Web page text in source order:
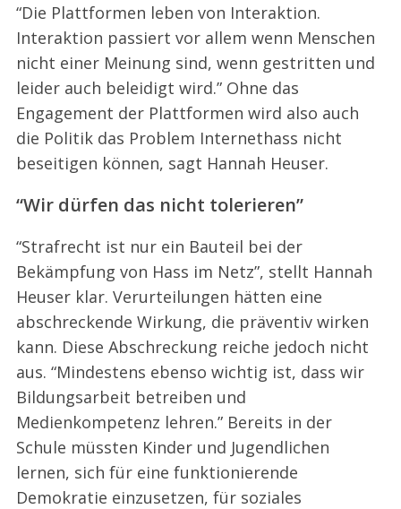
“Die Plattformen leben von Interaktion.
Interaktion passiert vor allem wenn Menschen
nicht einer Meinung sind, wenn gestritten und
leider auch beleidigt wird.” Ohne das
Engagement der Plattformen wird also auch
die Politik das Problem Internethass nicht
beseitigen können, sagt Hannah Heuser.
“Wir dürfen das nicht tolerieren”
“Strafrecht ist nur ein Bauteil bei der
Bekämpfung von Hass im Netz”, stellt Hannah
Heuser klar. Verurteilungen hätten eine
abschreckende Wirkung, die präventiv wirken
kann. Diese Abschreckung reiche jedoch nicht
aus. “Mindestens ebenso wichtig ist, dass wir
Bildungsarbeit betreiben und
Medienkompetenz lehren.” Bereits in der
Schule müssten Kinder und Jugendlichen
lernen, sich für eine funktionierende
Demokratie einzusetzen, für soziales